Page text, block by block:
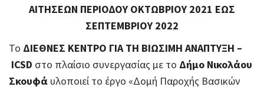
ΑΙΤΗΣΕΩΝ ΠΕΡΙΟΔΟΥ ΟΚΤΩΒΡΙΟΥ 2021 ΕΩΣ
ΣΕΠΤΕΜΒΡΙΟΥ 2022
Το ΔΙΕΘΝΕΣ ΚΕΝΤΡΟ ΓΙΑ ΤΗ ΒΙΩΣΙΜΗ ΑΝΑΠΤΥΞΗ –
ICSD στο πλαίσιο συνεργασίας με το Δήμο Νικολάου
Σκουφά υλοποιεί το έργο «Δομή Παροχής Βασικών